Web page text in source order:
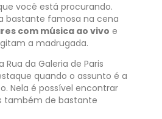
você está procurando.
bastante famosa na cena
com música ao vivo e
a madrugada.
da Galeria de Paris
quando o assunto é a
Nela é possível encontrar
também de bastante